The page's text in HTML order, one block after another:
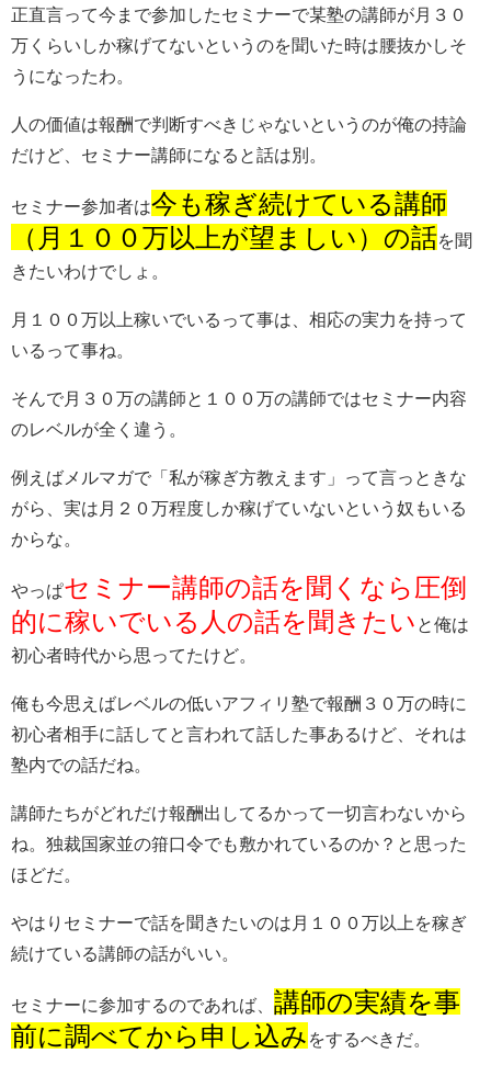
正直言って今まで参加したセミナーで某塾の講師が月３０
万くらいしか稼げてないというのを聞いた時は腰抜かしそ
うになったわ。
人の価値は報酬で判断すべきじゃないというのが俺の持論
だけど、セミナー講師になると話は別。
セミナー参加者は今も稼ぎ続けている講師
（月１００万以上が望ましい）の話を聞
きたいわけでしょ。
月１００万以上稼いでいるって事は、相応の実力を持って
いるって事ね。
そんで月３０万の講師と１００万の講師ではセミナー内容
のレベルが全く違う。
例えばメルマガで「私が稼ぎ方教えます」って言っときな
がら、実は月２０万程度しか稼げていないという奴もいる
からな。
やっぱセミナー講師の話を聞くなら圧倒
的に稼いでいる人の話を聞きたい と俺は
初心者時代から思ってたけど。
俺も今思えばレベルの低いアフィリ塾で報酬３０万の時に
初心者相手に話してと言われて話した事あるけど、それは
塾内での話だね。
講師たちがどれだけ報酬出してるかって一切言わないから
ね。独裁国家並の箝口令でも敷かれているのか？と思った
ほどだ。
やはりセミナーで話を聞きたいのは月１００万以上を稼ぎ
続けている講師の話がいい。
セミナーに参加するのであれば、 講師の実績を事
前に調べてから申し込み をするべきだ。